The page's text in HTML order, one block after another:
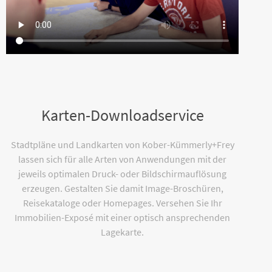
Karten-Downloadservice
Stadtpläne und Landkarten von Kober-Kümmerly+Frey
lassen sich für alle Arten von Anwendungen mit der
jeweils optimalen Druck- oder Bildschirmauflösung
erzeugen. Gestalten Sie damit Image-Broschüren,
Reisekataloge oder Homepages. Versehen Sie Ihr
Immobilien-Exposé mit einer optisch ansprechenden
Lagekarte.